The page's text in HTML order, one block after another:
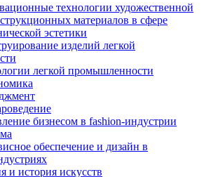
технологии художественной
материалов в сфере
эстетики
изделий легкой
легкой промышленности
бизнесом в fashion-индустрии
обеспечение и дизайн в
и история искусств